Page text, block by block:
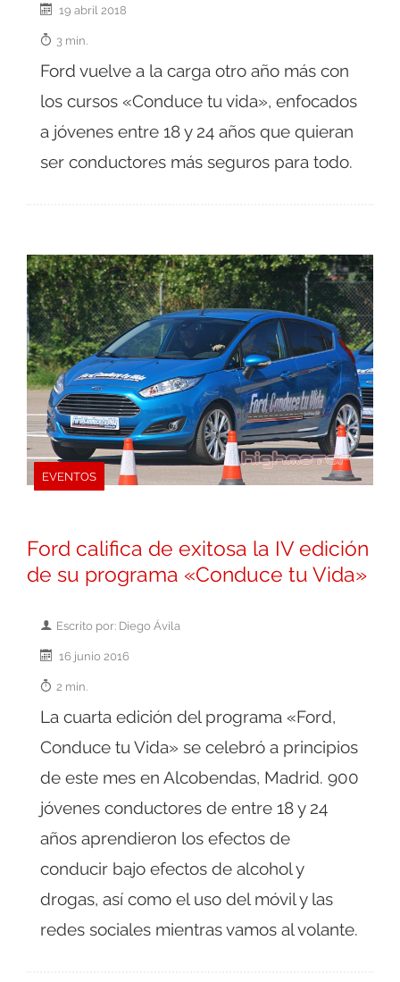
19 abril 2018
3 min.
Ford vuelve a la carga otro año más con
los cursos «Conduce tu vida», enfocados
a jóvenes entre 18 y 24 años que quieran
ser conductores más seguros para todo.
EVENTOS
Ford califica de exitosa la IV edición
de su programa «Conduce tu Vida»
Escrito por: Diego Ávila
16 junio 2016
2 min.
La cuarta edición del programa «Ford,
Conduce tu Vida» se celebró a principios
de este mes en Alcobendas, Madrid. 900
jóvenes conductores de entre 18 y 24
años aprendieron los efectos de
conducir bajo efectos de alcohol y
drogas, así como el uso del móvil y las
redes sociales mientras vamos al volante.